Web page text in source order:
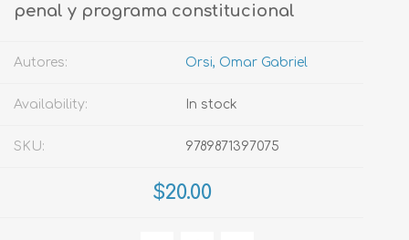
penal y programa constitucional
Autores: Orsi, Omar Gabriel
Availability: In stock
SKU: 9789871397075
$20.00